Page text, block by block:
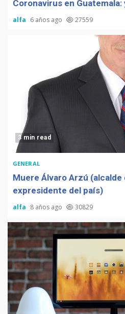
Coronavirus en Guatemala:
alfa 6 años ago 27559
3 min read
GENERAL
Muere Álvaro Arzú (alcalde
expresidente del país)
alfa 8 años ago 30829